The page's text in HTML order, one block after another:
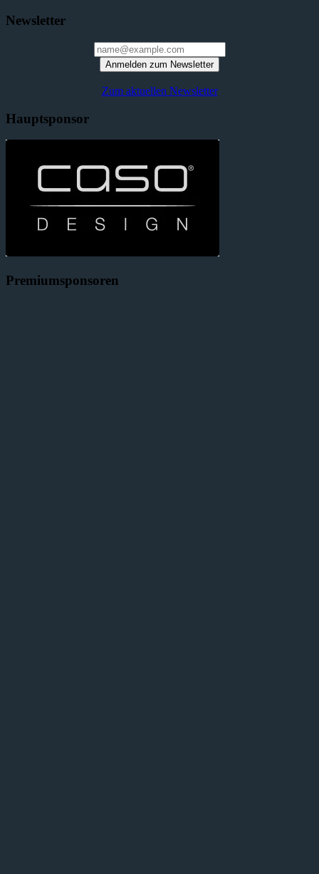
Newsletter
Anmelden zum Newsletter
Zum aktuellen Newsletter
Hauptsponsor
Premiumsponsoren